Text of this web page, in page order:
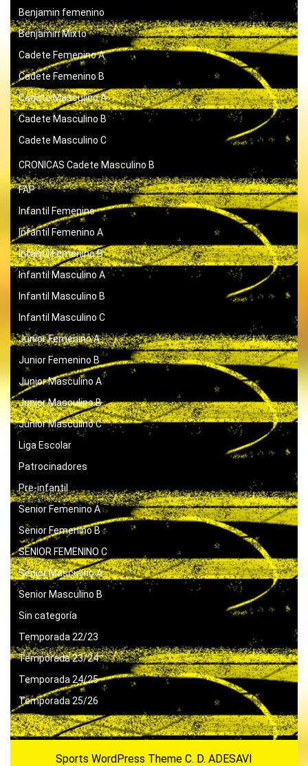
Benjamin femenino
Benjamín Mixto
Cadete Femenino A
Cadete Femenino B
Cadete Masculino A
Cadete Masculino B
Cadete Masculino C
CRONICAS Cadete Masculino B
FAP
Infantil Femenino
Infantil Femenino A
Infantil Femenino B
Infantil Masculino A
Infantil Masculino B
Infantil Masculino C
Junior Femenino A
Junior Femenino B
Junior Masculino A
Junior Masculino B
Junior Masculino C
Liga Escolar
Patrocinadores
Pre-infantil
Senior Femenino A
Senior Femenino B
SENIOR FEMENINO C
Senior Masculino A
Senior Masculino B
Sin categoría
Temporada 22/23
Temporada 23/24
Temporada 24/25
Temporada 25/26
Sports WordPress Theme C. D. ADESAVI